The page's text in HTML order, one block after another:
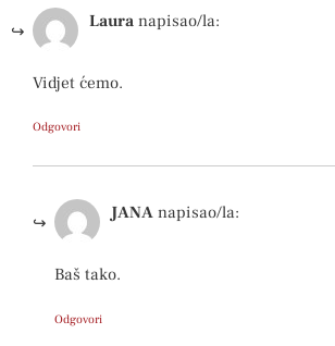
Laura napisao/la:
Vidjet ćemo.
Odgovori
JANA napisao/la:
Baš tako.
Odgovori